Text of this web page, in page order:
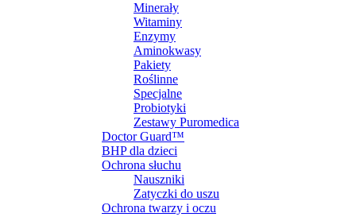
Minerały
Witaminy
Enzymy
Aminokwasy
Pakiety
Roślinne
Specjalne
Probiotyki
Zestawy Puromedica
Doctor Guard™
BHP dla dzieci
Ochrona słuchu
Nauszniki
Zatyczki do uszu
Ochrona twarzy i oczu